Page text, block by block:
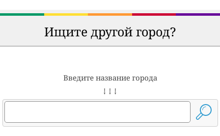
Ищите другой город?
Введите название города
↓ ↓ ↓